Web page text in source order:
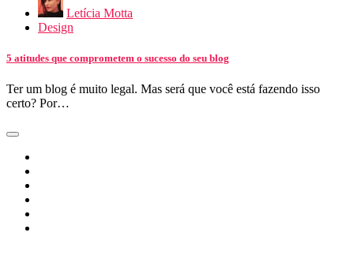
Letícia Motta
Design
5 atitudes que comprometem o sucesso do seu blog
Ter um blog é muito legal. Mas será que você está fazendo isso
certo? Por…